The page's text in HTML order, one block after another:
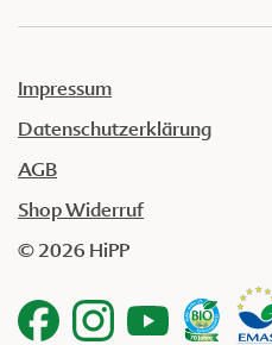
Impressum
Datenschutzerklärung
AGB
Shop Widerruf
© 2026 HiPP